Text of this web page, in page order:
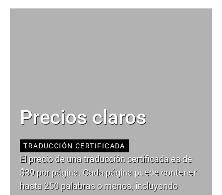
Precios claros
TRADUCCIÓN CERTIFICADA
El precio de una traducción certificada es de
$39 por página. Cada página puede contener
hasta 250 palabras o menos, incluyendo